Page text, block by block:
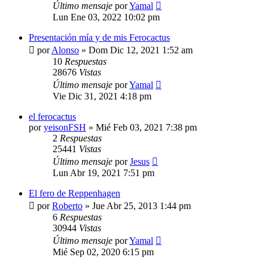
Último mensaje porYamal
Lun Ene 03, 2022 10:02 pm
Presentación mía y de mis Ferocactus
porAlonso » Dom Dic 12, 2021 1:52 am
10 Respuestas
28676 Vistas
Último mensaje porYamal
Vie Dic 31, 2021 4:18 pm
el ferocactus
poryeisonFSH » Mié Feb 03, 2021 7:38 pm
2 Respuestas
25441 Vistas
Último mensaje porJesus
Lun Abr 19, 2021 7:51 pm
El fero de Reppenhagen
porRoberto » Jue Abr 25, 2013 1:44 pm
6 Respuestas
30944 Vistas
Último mensaje porYamal
Mié Sep 02, 2020 6:15 pm